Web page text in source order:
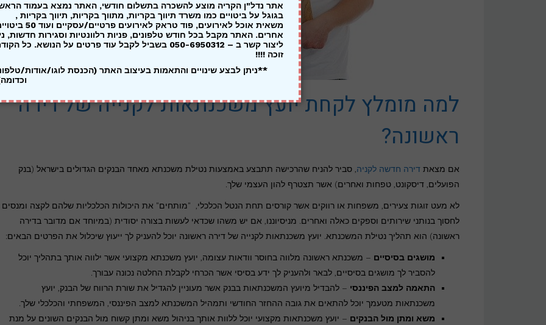
למה מומלץ לקחת יועץ משכנתאות לקנייה של דירה
ראשונה?
אם מצאת דירה חדשה לקניה , סביר להניח שהרכישה תתבצע באמצעות נטילת משכנתא מאחד הבנקים הגדולים בישראל (בנק
הפועלים, דיסקונט, טפחות ואחרים) אשר תצטרף להון העצמי שלך.
לא מעט זוגות צעירים, משפחות או רווקים אשר קורסים תחת הנטל הכלכלי, "מותחים" את היכולות הכלכליות שלהם לקצה ומנסים
לחסוך בנותני שירותים וספקים כאלה ואחרים. מניסיוננו, אם יש משהו שכדאי לעשות בצורה יסודית (במיוחד אם מדובר בדירה
ראשונה) הוא תהליך נטילת המשכנתא. יועץ משכנתאות לקנייה של דירה ראשונה יוכל להעניק לך ייעוץ שיכלול את הפרטים הבאים:
מושגים בסיסיים – משכנתא ראשונה מלווה בחוסר וודאות עצומה, יועץ משכנתא מקצועי אשר ילווה אותך בתהליך יוכל
להסביר לך מושגים בסיסיים, לבאר ולהעניק לך ידע בסיסי אשר הכרחי לקבלת החלטה נכונה עבורך.
התאמה למצב הפיננסי – להבדיל מיועץ המשכנתאות בבנק אשר מעוניין להגדיל את שורת הרווח של הבנק, יועץ
משכנתאות מטעמך יוכל להתאים את גובה ההחזר החודשי ותמהיל המשכנתא למצב הפיננסי, המשפחתי והכלכלי שלך.
משא ומתן מול הבנקים – יועץ משכנתאות מקצועי יוכל ללוות אותך בניהול משא ומתן קשוח מול הבנקים השונים על מנת
אתר נדל"ן הקריה מוצע להשכרה בתשלום חודשי, האתר נמצא בעמוד
בגוגל על ביטויים כמו משרד תיווך בקריות, מתווך בקריות, תיווך בקריות ,
משאית אוכל לאירועים, פוד טראק לאירועים פרטיים/עסקיים
אחרים. האתר מקבל בכל חודש טלפונים, פניות רלוונטיות וסגירות חדשות,
ליצור קשר ב – 050-6950312 בשביל לקבל עוד פרטים על הנושא. כל
זוכה !!!!
**ניתן לבצע שינויים והתאמות בעיצוב האתר (הכנסת לוגו/אודות/